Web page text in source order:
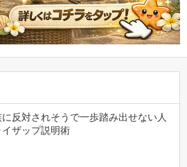
反対されそうで一歩踏み出せない人
イザップ説明術